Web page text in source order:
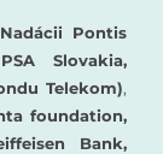
Nadácii Pontis
Slovakia,
Telekom),
foundation,
Bank,